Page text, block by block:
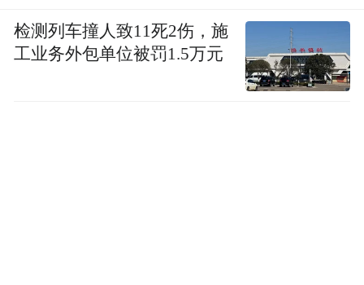
检测列车撞人致11死2伤，施
工业务外包单位被罚1.5万元